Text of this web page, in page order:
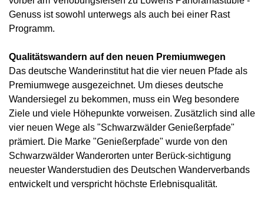
Genuss ist sowohl unterwegs als auch bei einer Rast
Programm.
Qualitätswandern auf den neuen Premiumwegen
Das deutsche Wanderinstitut hat die vier neuen Pfade als
Premiumwege ausgezeichnet. Um dieses deutsche
Wandersiegel zu bekommen, muss ein Weg besondere
Ziele und viele Höhepunkte vorweisen. Zusätzlich sind alle
vier neuen Wege als "Schwarzwälder Genießerpfade"
prämiert. Die Marke "Genießerpfade" wurde von den
Schwarzwälder Wanderorten unter Berück-sichtigung
neuester Wanderstudien des Deutschen Wanderverbands
entwickelt und verspricht höchste Erlebnisqualität.